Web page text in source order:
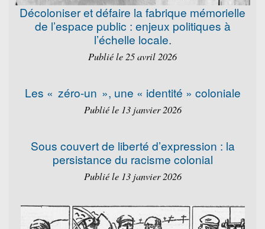
Décoloniser et défaire la fabrique mémorielle
de l’espace public : enjeux politiques à
l’échelle locale.
Publié le 25 avril 2026
Les « zéro-un », une « identité » coloniale
Publié le 13 janvier 2026
Sous couvert de liberté d’expression : la
persistance du racisme colonial
Publié le 13 janvier 2026